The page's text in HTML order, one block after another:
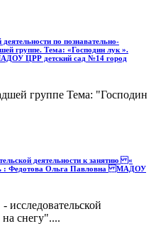
по познавательно-
группе. Тема: «Господин лук ».
ЦРР детский сад №14 город
группе Тема: "Господин
деятельности к занятию «
: Федотова Ольга Павловна МАДОУ
исследовательской
снегу"....